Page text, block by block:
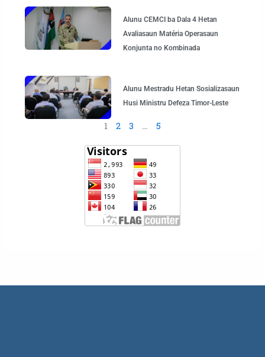
Alunu CEMCI ba Dala 4 Hetan
Avaliasaun Matéria Operasaun
Konjunta no Kombinada
Alunu Mestradu Hetan Sosializasaun
Husi Ministru Defeza Timor-Leste
1 2 3 … 5